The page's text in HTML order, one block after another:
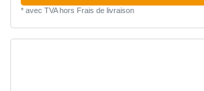
* avec TVAhors Frais de livraison